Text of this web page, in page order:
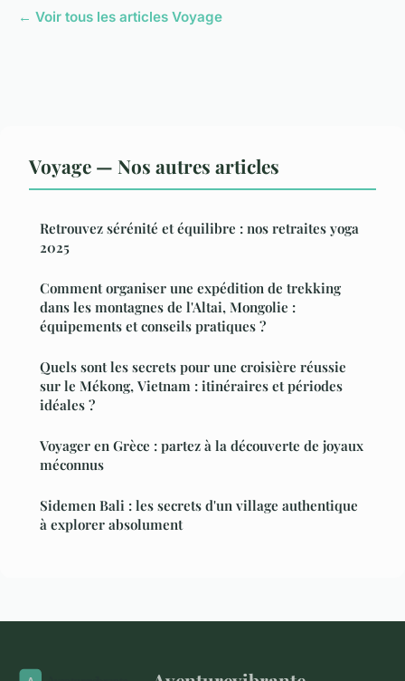
← Voir tous les articles Voyage
Voyage — Nos autres articles
Retrouvez sérénité et équilibre : nos retraites yoga
2025
Comment organiser une expédition de trekking
dans les montagnes de l'Altai, Mongolie :
équipements et conseils pratiques ?
Quels sont les secrets pour une croisière réussie
sur le Mékong, Vietnam : itinéraires et périodes
idéales ?
Voyager en Grèce : partez à la découverte de joyaux
méconnus
Sidemen Bali : les secrets d'un village authentique
à explorer absolument